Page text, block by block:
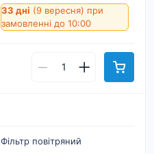
33 дні (9 вересня) при
замовленні до 10:00
Фільтр повітряний